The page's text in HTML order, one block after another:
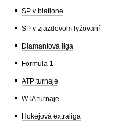
SP v biatlone
SP v zjazdovom lyžovaní
Diamantová liga
Formula 1
ATP turnaje
WTA turnaje
Hokejová extraliga